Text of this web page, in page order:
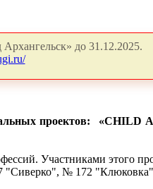
до 31.12.2025.
проектов: «CHILD
Участниками этого
"Сиверко", № 172